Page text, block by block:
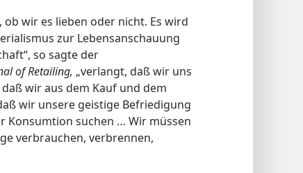
wir es lieben oder nicht. Es wird
zur Lebensanschauung
so sagte der
of Retailing, „verlangt, daß wir uns
wir aus dem Kauf und dem
wir unsere geistige Befriedigung
Konsumtion suchen … Wir müssen
verbrauchen, verbrennen,